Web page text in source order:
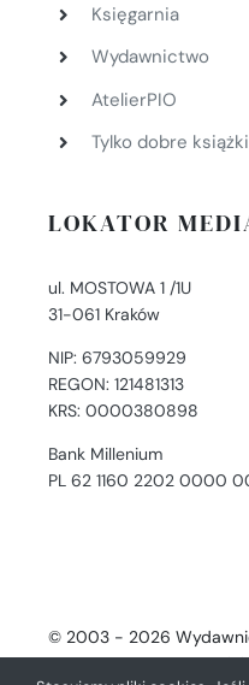
Księgarnia
Wydawnictwo
AtelierPIO
Tylko dobre książki
LOKATOR
ul. MOSTOWA 1 /1U
31-061 Kraków
NIP: 6793059929
REGON: 121481313
KRS: 0000380898
Bank Millenium
PL 62 1160 2202 0000
© 2003 - 2026
-